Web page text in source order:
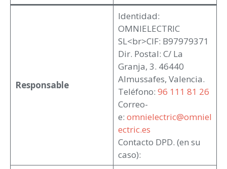
Responsable
Identidad:
OMNIELECTRIC
SL<br>CIF: B97979371
Dir. Postal: C/ La
Granja, 3. 46440
Almussafes, Valencia.
Teléfono: 96 111 81 26
Correo-
e: omnielectric@omniel
ectric.es
Contacto DPD. (en su
caso):